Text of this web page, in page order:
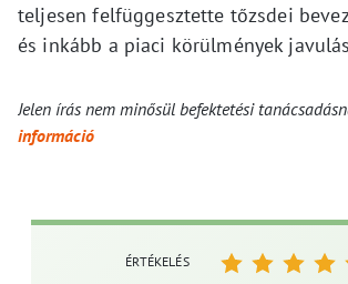
teljesen felfüggesztette tőzsdei
és inkább a piaci körülmények
Jelen írás nem minősül befektetési
információ
ÉRTÉKELÉS